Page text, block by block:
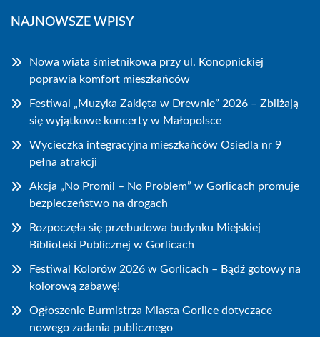
NAJNOWSZE WPISY
Nowa wiata śmietnikowa przy ul. Konopnickiej
poprawia komfort mieszkańców
Festiwal „Muzyka Zaklęta w Drewnie” 2026 – Zbliżają
się wyjątkowe koncerty w Małopolsce
Wycieczka integracyjna mieszkańców Osiedla nr 9
pełna atrakcji
Akcja „No Promil – No Problem” w Gorlicach promuje
bezpieczeństwo na drogach
Rozpoczęła się przebudowa budynku Miejskiej
Biblioteki Publicznej w Gorlicach
Festiwal Kolorów 2026 w Gorlicach – Bądź gotowy na
kolorową zabawę!
Ogłoszenie Burmistrza Miasta Gorlice dotyczące
nowego zadania publicznego